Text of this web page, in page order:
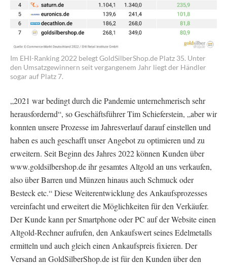
Im EHI-Ranking 2022 belegt GoldSilberShop.de Platz 35. Unter
den Umsatzgewinnern seit vergangenem Jahr liegt der Händler
sogar auf Platz 7.
„2021 war bedingt durch die Pandemie unternehmerisch sehr
herausfordernd“, so Geschäftsführer Tim Schieferstein, „aber wir
konnten unsere Prozesse im Jahresverlauf darauf einstellen und
haben es auch geschafft unser Angebot zu optimieren und zu
erweitern. Seit Beginn des Jahres 2022 können Kunden über
www.goldsilbershop.de ihr gesamtes Altgold an uns verkaufen,
also über Barren und Münzen hinaus auch Schmuck oder
Besteck etc.“ Diese Weiterentwicklung des Ankaufsprozesses
vereinfacht und erweitert die Möglichkeiten für den Verkäufer.
Der Kunde kann per Smartphone oder PC auf der Website einen
Altgold-Rechner aufrufen, den Ankaufswert seines Edelmetalls
ermitteln und auch gleich einen Ankaufspreis fixieren. Der
Versand an GoldSilberShop.de ist für den Kunden über den